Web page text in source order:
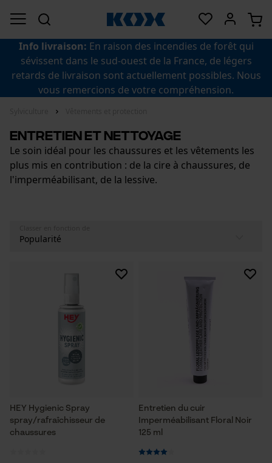
Info livraison: En raison des incendies de forêt qui
sévissent dans le sud-ouest de la France, de légers
retards de livraison sont actuellement possibles. Nous
vous remercions de votre compréhension.
Entretien et nettoyage
Le soin idéal pour les chaussures et les vêtements les
plus mis en contribution : de la cire à chaussures, de
l'imperméabilisant, de la lessive.
HEY Hygienic Spray
spray/rafraîchisseur de
chaussures
Entretien du cuir
Imperméabilisant Floral Noir
125 ml